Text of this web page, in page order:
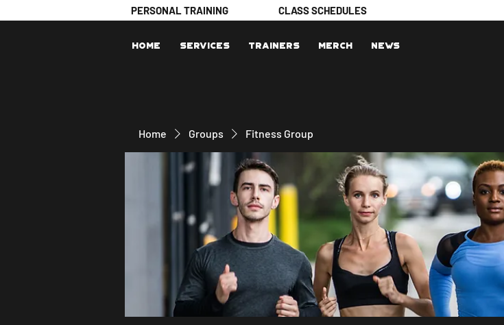
CLASS SCHEDULES
Home Services Trainers Merch News
PERSONAL TRAINING
Home Groups Fitness Group